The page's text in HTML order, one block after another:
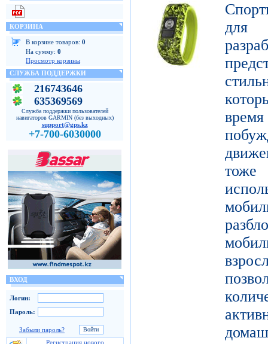
КОРЗИНА
В корзине товаров: 0
На сумму: 0
Просмотр корзины
СЛУЖБА ПОДДЕРЖКИ
216743646
635369569
Служба поддержки пользователей
навигаторов GARMIN (без выходных)
support@gps.kz
+7-700-6030000
ВХОД
Логин:
Пароль:
Забыли пароль?
Регистрация нового
для
тоже